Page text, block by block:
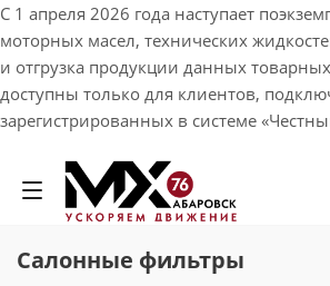
С 1 апреля 2026 года наступает
моторных масел, технических
и отгрузка продукции данных
доступны только для клиентов,
зарегистрированных в системе
Салонные фильтры